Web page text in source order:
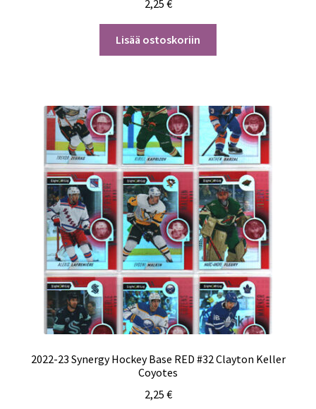
2,25 €
Lisää ostoskoriin
2022-23 Synergy Hockey Base RED #32 Clayton Keller
Coyotes
2,25 €